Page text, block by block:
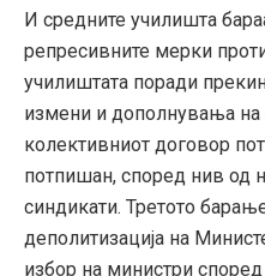
И средните училишта
репресивните мерки
училиштата поради
измени и дополнувања на
колективниот договор
потпишан, според нив од
синдикати. Третото
деполитизација на
избор на министри